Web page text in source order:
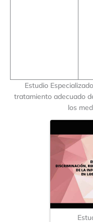
Estudio
tratamiento adecuado
los